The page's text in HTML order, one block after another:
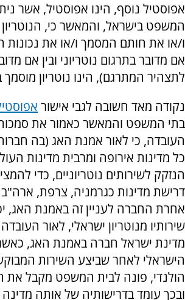
אפוסטיל נוסף, הינו אפוסטיל, אשר
המשפט בישראל, והמאשר כי,
ו/או את חותם המסמך ו/או את נכונות
אם מדובר בתרגום נוטריוני ובין אם
לתצהיר המתרגם), הינו נוטריון מוסמך
נקודה מאד חשובה לגבי אישור
בתי המשפט והמאשר כאמור את סמכות
העובדה, כי לאור אמנת האג (בה
כל מדינות אירופה ומרבית מדינות
הנזקק לשירותים נוטריוניים, כדי
דרישת מדינות כגרמניה, צרפת, ארה"ב
אחרת החברה לעניין זה באמנת האג,
שירותיו מנוטריון ישראלי, לאור
מדינת ישראל חברה באמנת האג, כאשר
הישראלי לאחר שביצע השירות
הולנדי, פונה לבית המשפט מקבל את
ובכך עומד בדרישותיה של אותה מדינה